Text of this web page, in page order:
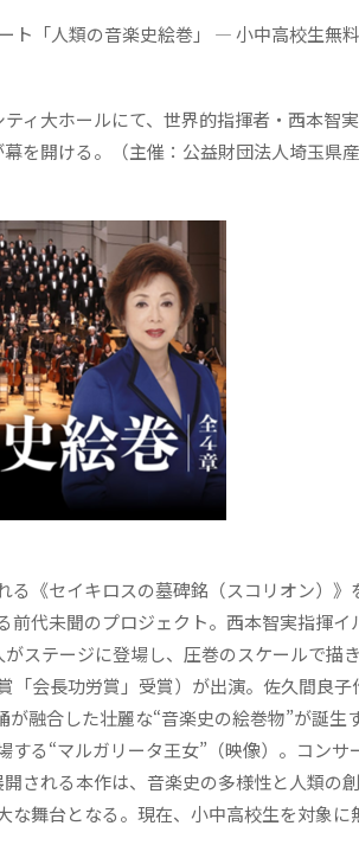
ト「人類の音楽史絵巻」 ― 小中高校生無
ィ大ホールにて、世界的指揮者・西本智
を開ける。（主催：公益財団法人埼玉県産
る《セイキロスの墓碑銘（スコリオン）
代未聞のプロジェクト。西本智実指揮イ
ステージに登場し、圧巻のスケールで描
「会長功労賞」受賞）が出演。佐久間良
融合した壮麗な“音楽史の絵巻物”が誕生
する“マルガリータ王女”（映像）。コン
される本作は、音楽史の多様性と人類の
舞台となる。現在、小中高校生を対象に